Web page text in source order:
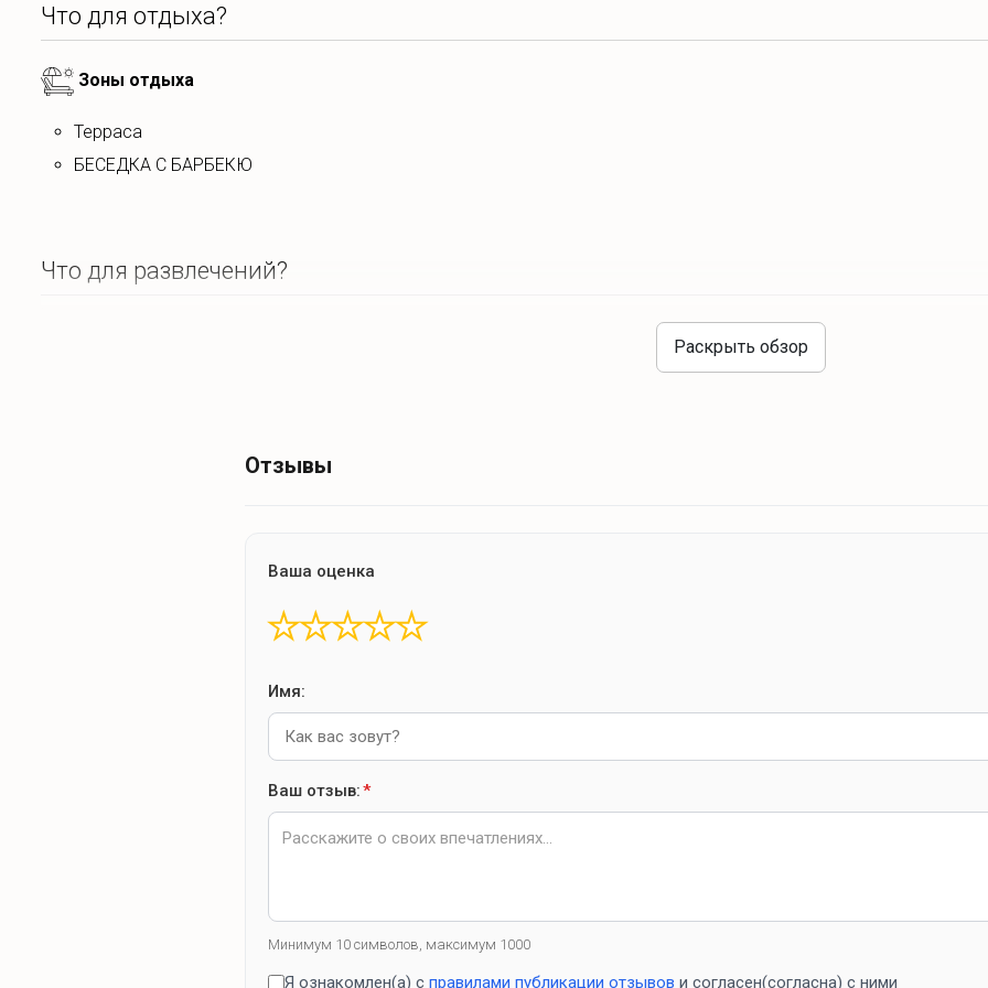
Что для отдыха?
Зоны отдыха
терраса
БЕСЕДКА С БАРБЕКЮ
Что для развлечений?
Активный отдых
Раскрыть обзор
Отзывы
Ваша оценка
★
★
★
★
★
Имя:
Ваш отзыв:*
Минимум 10 символов, максимум 1000
Я ознакомлен(а) с правилами публикации отзывов и согласен(согласна) с ними